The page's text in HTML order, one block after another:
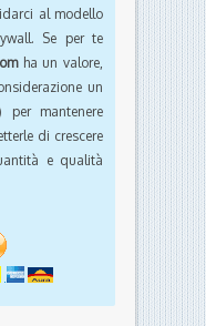
al modello
Se per te
ha un valore,
un
per mantenere
di crescere
e qualità